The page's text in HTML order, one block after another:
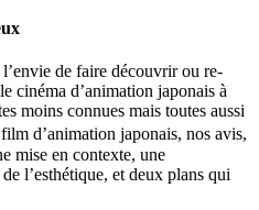
de faire découvrir ou re-
cinéma d’animation japonais à
moins connues mais toutes aussi
d’animation japonais, nos avis,
mise en contexte, une
l’esthétique, et deux plans qui